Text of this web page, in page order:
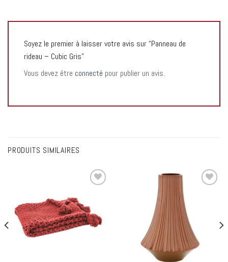
Soyez le premier à laisser votre avis sur “Panneau de
rideau – Cubic Gris”
Vous devez être connecté pour publier un avis.
PRODUITS SIMILAIRES